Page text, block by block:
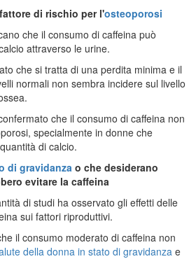
di rischio per l'osteoporosi
che il consumo di caffeina può
attraverso le urine.
che si tratta di una perdita minima e il
normali non sembra incidere sul livello
che il consumo di caffeina non
specialmente in donne che
di calcio.
di gravidanza o che desiderano
evitare la caffeina
di studi ha osservato gli effetti delle
sui fattori riproduttivi.
il consumo moderato di caffeina non
della donna in stato di gravidanza e